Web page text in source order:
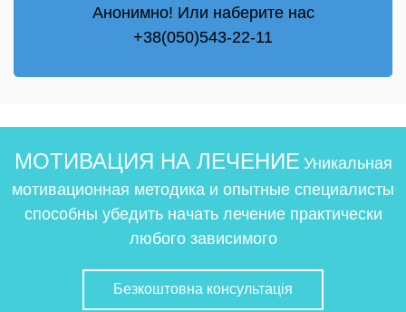
Анонимно! Или наберите нас
+38(050)543-22-11
МОТИВАЦИЯ НА ЛЕЧЕНИЕ Уникальная
мотивационная методика и опытные специалисты
способны убедить начать лечение практически
любого зависимого
Безкоштовна консультація